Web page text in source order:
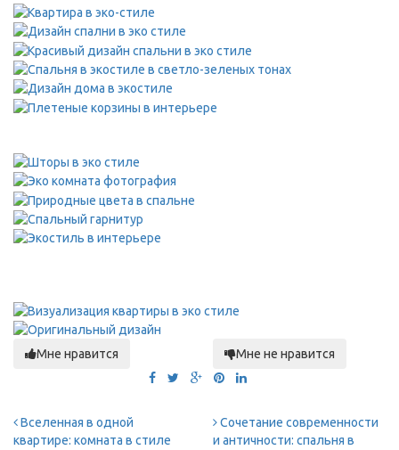
Мне нравится Мне не нравится
Вселенная в одной
квартире: комната в стиле
Сочетание современности
и античности: спальня в